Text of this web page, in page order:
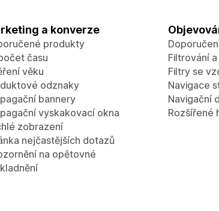
a konverze
produkty
času
věku
odznaky
bannery
vyskakovací okna
zobrazení
nejčastějších dotazů
na opětovné
Filtrování
Filtry se
Navigace
Navigační
Rozšířené